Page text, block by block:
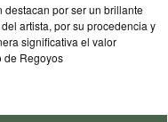
por ser un brillante
artista, por su procedencia y
significativa el valor
de Regoyos